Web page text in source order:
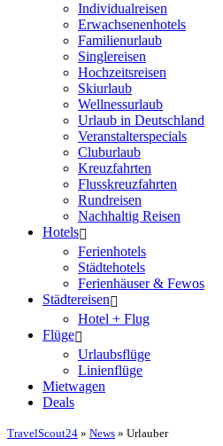
Individualreisen
Erwachsenenhotels
Familienurlaub
Singlereisen
Hochzeitsreisen
Skiurlaub
Wellnessurlaub
Urlaub in Deutschland
Veranstalterspecials
Cluburlaub
Kreuzfahrten
Flusskreuzfahrten
Rundreisen
Nachhaltig Reisen
Hotels
Ferienhotels
Städtehotels
Ferienhäuser & Fewos
Städtereisen
Hotel + Flug
Flüge
Urlaubsflüge
Linienflüge
Mietwagen
Deals
TravelScout24 » News » Urlauber